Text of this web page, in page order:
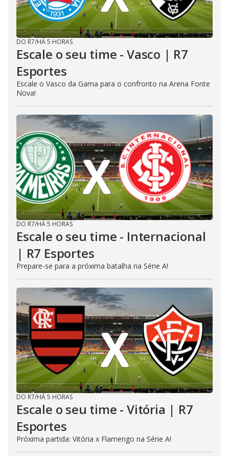
DO R7/HÁ 5 HORAS
Escale o seu time - Vasco | R7
Esportes
Escale o Vasco da Gama para o confronto na Arena Fonte
Nova!
DO R7/HÁ 5 HORAS
Escale o seu time - Internacional
| R7 Esportes
Prepare-se para a próxima batalha na Série A!
DO R7/HÁ 5 HORAS
Escale o seu time - Vitória | R7
Esportes
Próxima partida: Vitória x Flamengo na Série A!